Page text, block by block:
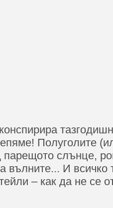
Полуголите
парещото слънце,
вълните... И всичко
– как да не се